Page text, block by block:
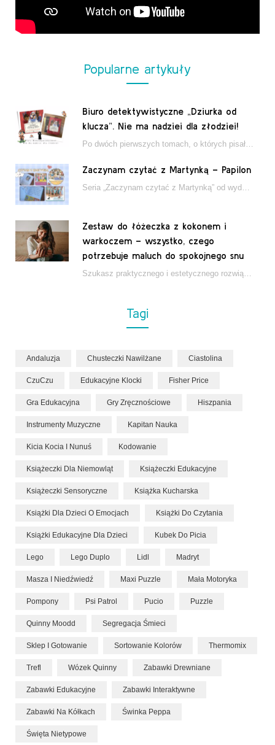
Popularne artykuły
Biuro detektywistyczne „Dziurka od
klucza”. Nie ma nadziei dla złodziei!
Zaczynam czytać z Martynką – Papilon
Zestaw do łóżeczka z kokonem i
warkoczem – wszystko, czego
potrzebuje maluch do spokojnego snu
Tagi
Andaluzja Chusteczki Nawilżane Ciastolina
CzuCzu Edukacyjne Klocki Fisher Price
Gra Edukacyjna Gry Zręcznościowe Hiszpania
Instrumenty Muzyczne Kapitan Nauka
Kicia Kocia I Nunuś Kodowanie
Książeczki Dla Niemowląt Książeczki Edukacyjne
Książeczki Sensoryczne Książka Kucharska
Książki Dla Dzieci O Emocjach Książki Do Czytania
Książki Edukacyjne Dla Dzieci Kubek Do Picia
Lego Lego Duplo Lidl Madryt
Masza I Niedźwiedź Maxi Puzzle Mała Motoryka
Pompony Psi Patrol Pucio Puzzle
Quinny Moodd Segregacja Śmieci
Sklep I Gotowanie Sortowanie Kolorów Thermomix
Trefl Wózek Quinny Zabawki Drewniane
Zabawki Edukacyjne Zabawki Interaktywne
Zabawki Na Kółkach Świnka Peppa
Święta Nietypowe